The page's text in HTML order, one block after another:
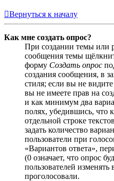
Вернуться к началу
Как мне создать опрос?
При создании темы или
сообщения темы
форму Создать опрос
создания сообщения, в
стиля; если вы не
вы не имеете прав на
и как минимум два
полях, убедившись, что
отдельной строке
задать количество
пользователи при
«Вариантов ответа»,
(0 означает, что опрос
пользователей
проголосовали.